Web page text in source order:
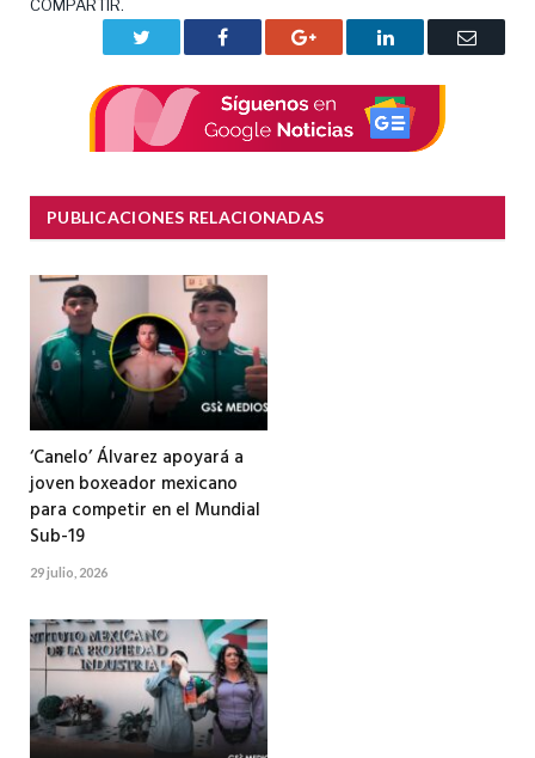
COMPARTIR.
Facebook Google+ LinkedIn
Correo
PUBLICACIONES RELACIONADAS
‘Canelo’ Álvarez apoyará a
joven boxeador mexicano
para competir en el Mundial
Sub-19
29 julio, 2026